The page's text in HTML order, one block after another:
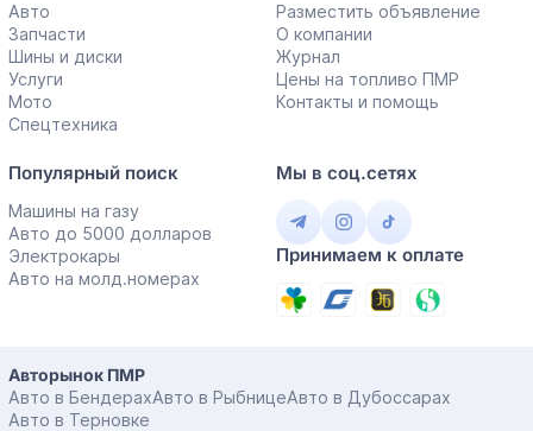
Авто
Запчасти
Шины и диски
Услуги
Мото
Спецтехника
Разместить объявление
О компании
Журнал
Цены на топливо ПМР
Контакты и помощь
Популярный поиск
Машины на газу
Авто до 5000 долларов
Электрокары
Авто на молд.номерах
Мы в соц.сетях
Принимаем к оплате
Авторынок ПМР
Авто в БендерахАвто в РыбницеАвто в Дубоссарах
Авто в Терновке